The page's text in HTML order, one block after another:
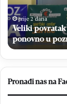
Ćavar
ponovno
u
poznatom
dresu
prije 2 dana
Veliki
ponovno u
Pronađi nas na